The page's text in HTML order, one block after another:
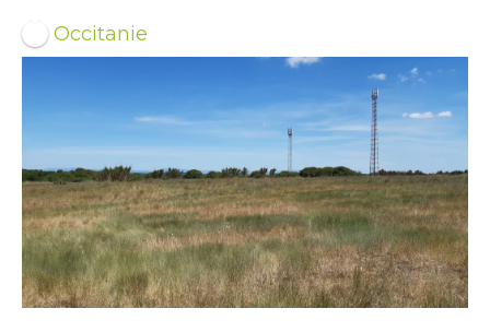
Occitanie